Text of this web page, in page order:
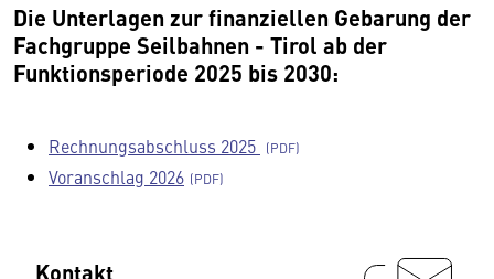
Die Unterlagen zur finanziellen Gebarung der
Fachgruppe Seilbahnen - Tirol ab der
Funktionsperiode 2025 bis 2030:
Rechnungsabschluss 2025
Voranschlag 2026
Kontakt